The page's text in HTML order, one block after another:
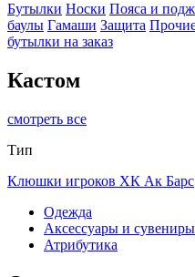
Бутылки Носки Пояса и
баулы Гамаши Защита
бутылки на заказ
Кастом
смотреть все
Тип
Клюшки игроков ХК Ак Барс
Одежда
Аксессуары и сувениры
Атрибутика